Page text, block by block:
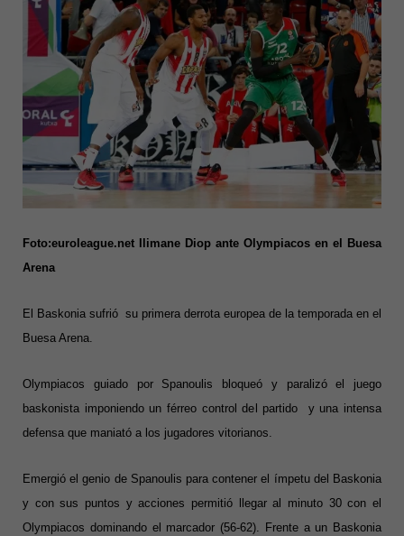
Foto:euroleague.net Ilimane Diop ante Olympiacos en el Buesa
Arena
El Baskonia sufrió su primera derrota europea de la temporada en el
Buesa Arena.
Olympiacos guiado por Spanoulis bloqueó y paralizó el juego
baskonista imponiendo un férreo control del partido y una intensa
defensa que maniató a los jugadores vitorianos.
Emergió el genio de Spanoulis para contener el ímpetu del Baskonia
y con sus puntos y acciones permitió llegar al minuto 30 con el
Olympiacos dominando el marcador (56-62). Frente a un Baskonia